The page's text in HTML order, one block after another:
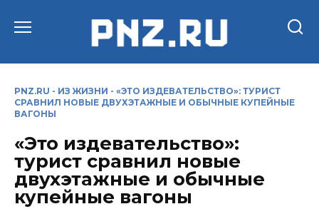
PNZ.RU - ИЗ ЖИЗНИ - «ЭТО ИЗДЕВАТЕЛЬСТВО»: ТУРИСТ
СРАВНИЛ НОВЫЕ ДВУХЭТАЖНЫЕ И ОБЫЧНЫЕ КУПЕЙНЫЕ
ВАГОНЫ
«Это издевательство»:
турист сравнил новые
двухэтажные и обычные
купейные вагоны